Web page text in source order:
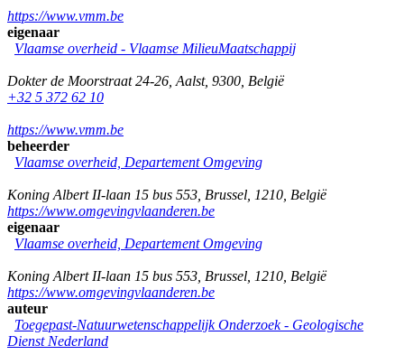
https://www.vmm.be
eigenaar
Vlaamse overheid - Vlaamse MilieuMaatschappij
Dokter de Moorstraat 24-26 Aalst, 9300 België
+32 5 372 62 10
https://www.vmm.be
beheerder
Vlaamse overheid, Departement Omgeving
Koning Albert II-laan 15 bus 553 Brussel 1210 België
https://www.omgevingvlaanderen.be
eigenaar
Vlaamse overheid, Departement Omgeving
Koning Albert II-laan 15 bus 553 Brussel 1210 België
https://www.omgevingvlaanderen.be
auteur
Toegepast-Natuurwetenschappelijk Onderzoek - Geologische
Dienst Nederland